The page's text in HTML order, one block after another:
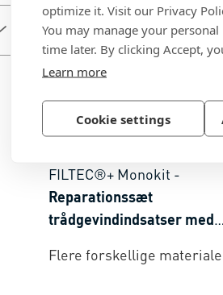
optimize it. Visit our Privacy
You may manage your
time later. By clicking Accept,
Learn more
Cookie settings
BN 37689
FILTEC®+ Monokit -
Reparationssæt
trådgevindindsatser med
gennemgående gevind, i
Flere forskellige